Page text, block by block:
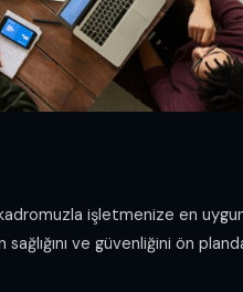
işletmenize en
sağlığını ve güvenliğini ön